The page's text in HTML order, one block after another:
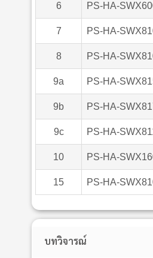
6 PS-HA-
7 PS-HA-
8 PS-HA-
9a PS-HA-
9b PS-HA-
9c PS-HA-
10 PS-HA-
15 PS-HA-
บทวิจารณ์